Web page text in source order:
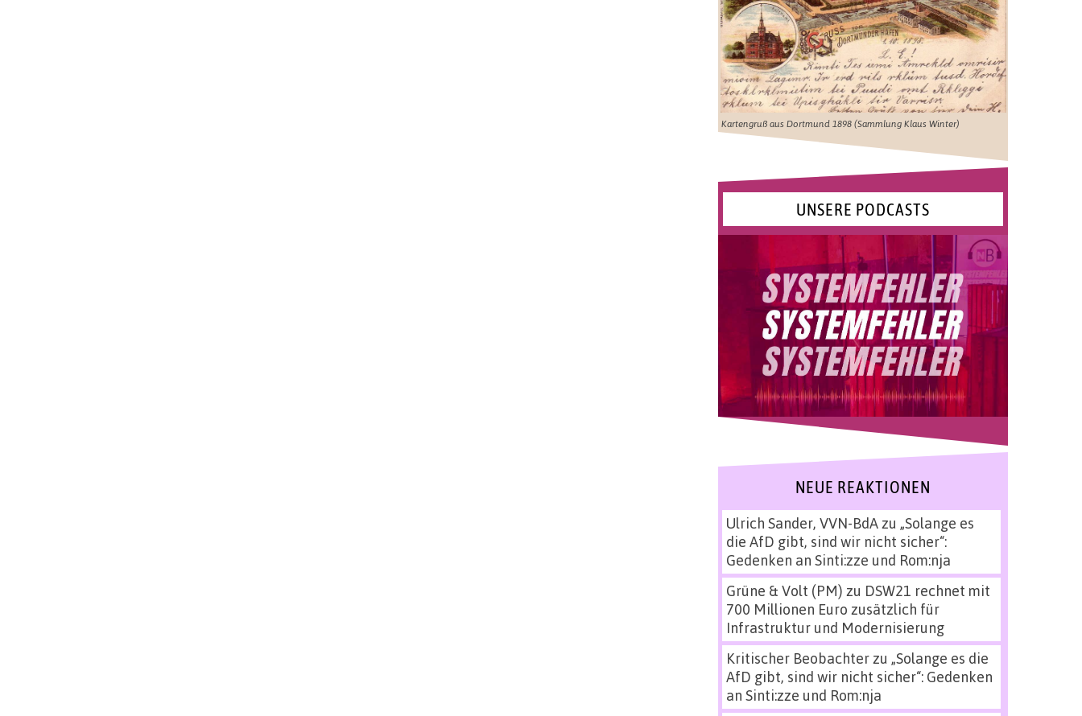
Kartengruß aus Dortmund 1898 (Sammlung Klaus Winter)
UNSERE PODCASTS
NEUE REAKTIONEN
Ulrich Sander, VVN-BdAzu „Solange es
die AfD gibt, sind wir nicht sicher“:
Gedenken an Sinti:zze und Rom:nja
Grüne & Volt (PM) zu DSW21 rechnet mit
700 Millionen Euro zusätzlich für
Infrastruktur und Modernisierung
Kritischer Beobachterzu „Solange es die
AfD gibt, sind wir nicht sicher“: Gedenken
an Sinti:zze und Rom:nja